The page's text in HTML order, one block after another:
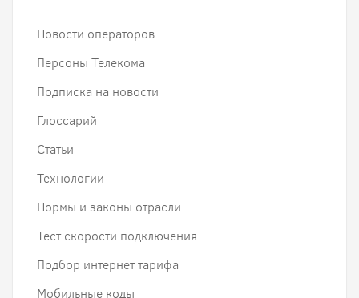
Новости операторов
Персоны Телекома
Подписка на новости
Глоссарий
Статьи
Технологии
Нормы и законы отрасли
Тест скорости подключения
Подбор интернет тарифа
Мобильные коды